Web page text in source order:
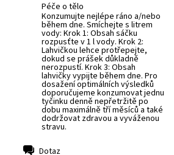
Péče o tělo
Konzumujte nejlépe ráno a/nebo
během dne. Smíchejte s litrem
vody: Krok 1: Obsah sáčku
rozpusťte v 1 l vody. Krok 2:
Lahvičkou lehce protřepejte,
dokud se prášek důkladně
nerozpustí. Krok 3: Obsah
lahvičky vypijte během dne. Pro
dosažení optimálních výsledků
doporučujeme konzumovat jednu
tyčinku denně nepřetržitě po
dobu maximálně tří měsíců a také
dodržovat zdravou a vyváženou
stravu.
Dotaz